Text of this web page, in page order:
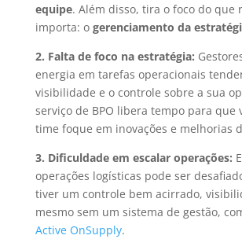
equipe. Além disso, tira o foco do que
importa: o gerenciamento da
2. Falta de foco na estratégia:
energia em tarefas operacionais
visibilidade e o controle sobre a sua
serviço de BPO libera tempo para que
time foque em inovações e melhorias
3. Dificuldade em escalar operações:
operações logísticas pode ser
tiver um controle bem acirrado,
mesmo sem um sistema de gestão,
Active OnSupply.